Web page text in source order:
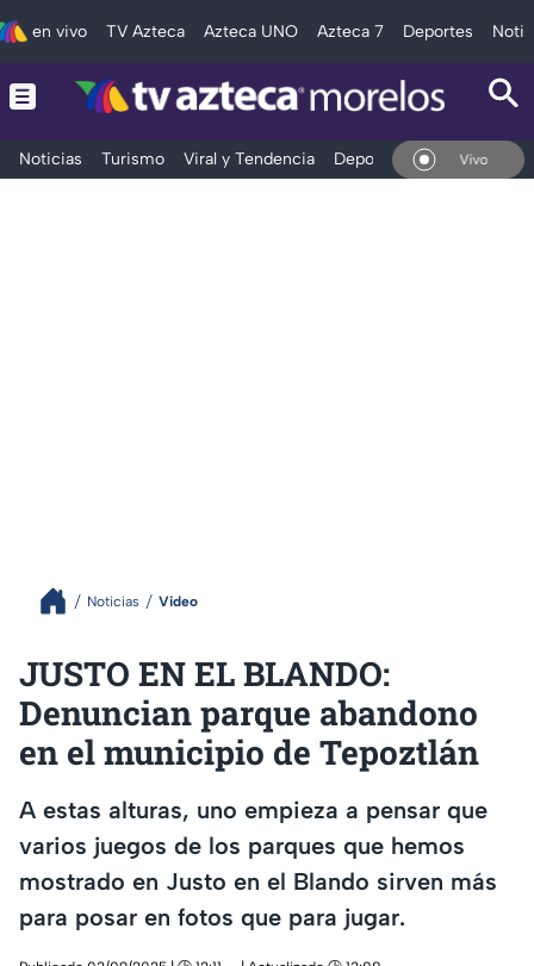
en vivo TV Azteca Azteca UNO Azteca 7 Deportes
Noticias Turismo Viral y Tendencia Deportes Espectáculos
En Vivo
Noticias Video
JUSTO EN EL BLANDO:
Denuncian parque abandono
en el municipio de Tepoztlán
A estas alturas, uno empieza a pensar que
varios juegos de los parques que hemos
mostrado en Justo en el Blando sirven más
para posar en fotos que para jugar.